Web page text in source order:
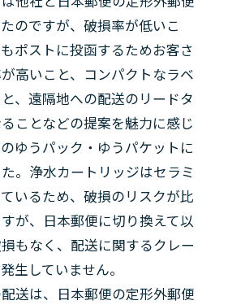
のですが、破損率が低いこ
ポストに投函するためお客さ
高いこと、コンパクトなラベ
、遠隔地への配送のリードタ
ことなどの提案を魅力に感じ
ゆうパック・ゆうパケットに
。浄水カートリッジはセラミ
いるため、破損のリスクが比
が、日本郵便に切り換えて以
もなく、配送に関するクレー
生していません。
送は、日本郵便の定形外郵便